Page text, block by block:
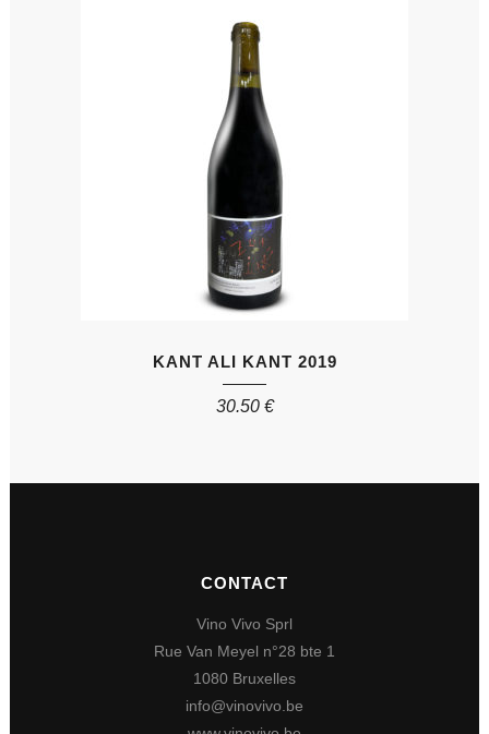
KANT ALI KANT 2019
30.50 €
CONTACT
Vino Vivo Sprl
Rue Van Meyel n°28 bte 1
1080 Bruxelles
info@vinovivo.be